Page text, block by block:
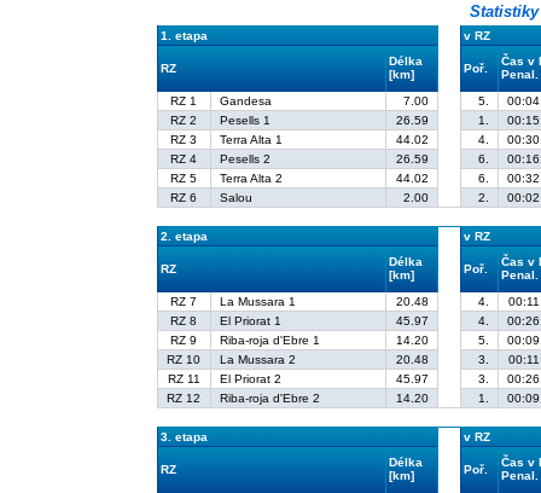
1. etapa v RZ
RZ
Délka
[km]
Poř.
Čas v
Penal.
RZ 1
Gandesa 7.00 5.
RZ 2
Pesells 1 26.59 1.
RZ 3
Terra Alta 1 44.02 4.
RZ 4
Pesells 2 26.59 6.
RZ 5
Terra Alta 2 44.02 6.
RZ 6
Salou 2.00 2.
2. etapa v RZ
RZ
Délka
[km]
Poř.
Čas v
Penal.
RZ 7
La Mussara 1 20.48 4.
RZ 8
El Priorat 1 45.97 4.
RZ 9
Riba-roja d'Ebre 1 14.20 5.
RZ 10
La Mussara 2 20.48 3.
RZ 11
El Priorat 2 45.97 3.
RZ 12
Riba-roja d'Ebre 2 14.20 1.
3. etapa v RZ
RZ
Délka
[km]
Poř.
Čas v
Penal.